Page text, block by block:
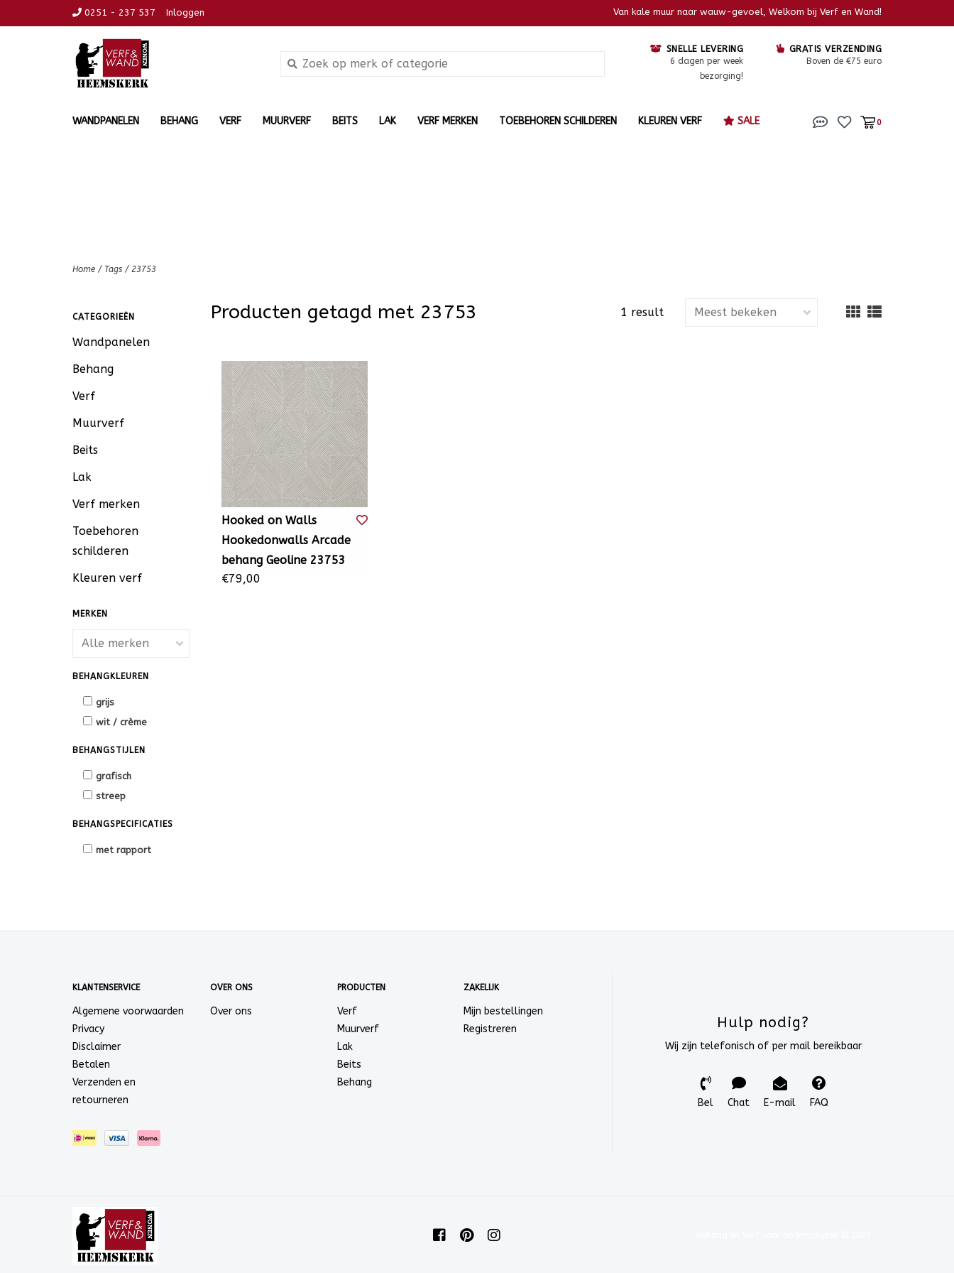
0251 - 237 537 Inloggen Van kale muur naar wauw-gevoel, Welkom bij Verf en Wand!
SNELLE LEVERING
6 dagen per week
bezorging!
GRATIS VERZENDING
Boven de €75 euro
WANDPANELEN BEHANG VERF MUURVERF BEITS LAK VERF MERKEN TOEBEHOREN SCHILDEREN KLEUREN VERF SALE 0
Home / Tags / 23753
CATEGORIEËN
Wandpanelen
Behang
Verf
Muurverf
Beits
Lak
Verf merken
Toebehoren
schilderen
Kleuren verf
MERKEN
BEHANGKLEUREN
grijs
wit / crème
BEHANGSTIJLEN
grafisch
streep
BEHANGSPECIFICATIES
met rapport
Producten getagd met 23753 1 result
Hooked on Walls
Hookedonwalls Arcade
behang Geoline 23753
€79,00
KLANTENSERVICE
Algemene voorwaarden
Privacy
Disclaimer
Betalen
Verzenden en
retourneren
OVER ONS
Over ons
PRODUCTEN
Verf
Muurverf
Lak
Beits
Behang
ZAKELIJK
Mijn bestellingen
Registreren
Hulp nodig?
Wij zijn telefonisch of per mail bereikbaar
Bel Chat E-mail FAQ